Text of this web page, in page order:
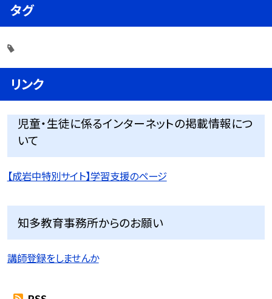
タグ
リンク
児童・生徒に係るインターネットの掲載情報につ
いて
【成岩中特別サイト】学習支援のページ
知多教育事務所からのお願い
講師登録をしませんか